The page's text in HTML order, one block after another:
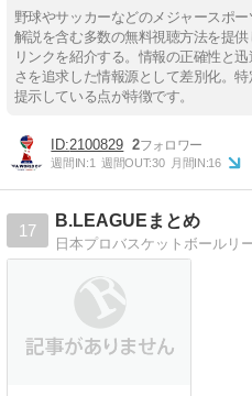
野球やサッカーなどのメジャースポ
解説を含む多数の無料視聴方法を提
リンクを紹介する。情報の正確性と
さを追求した情報源として差別化。
提示している点が特徴です。
2100829 2
週間IN:1 週間OUT:30 月間IN:16
17
B.LEAGUEまとめ